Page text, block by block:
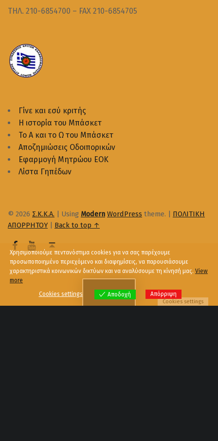
Menu
ΤΗΛ. 210-6854700 – FAX 210-6854705
Γίνε και εσύ κριτής
Η ιστορία του Μπάσκετ
Το Α και το Ω του Μπάσκετ
Αποζημιώσεις Οδοιπορικών
Εφαρμογή Μητρώου ΕΟΚ
Λίστα Γηπέδων
© 2026 Σ.Κ.Κ.Α. | Using Modern WordPress theme. | ΠΟΛΙΤΙΚΗ
ΑΠΟΡΡΗΤΟΥ | Back to top ↑
Χρησιμοποιούμε πεντανόστιμα cookies για να σας παρέχουμε
προσωποποιημένο περιεχόμενο και διαφημίσεις, να παρουσιάσουμε
χαρακτηριστικά κοινωνικών δικτύων και να αναλύσουμε τη κίνησή μας. View
more
Cookies settings
Αποδοχή Απόρριψη
Cookies settings